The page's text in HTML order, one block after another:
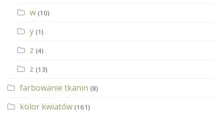
w (10)
y (1)
z (4)
ż (13)
farbowanie tkanin (8)
kolor kwiatów (161)